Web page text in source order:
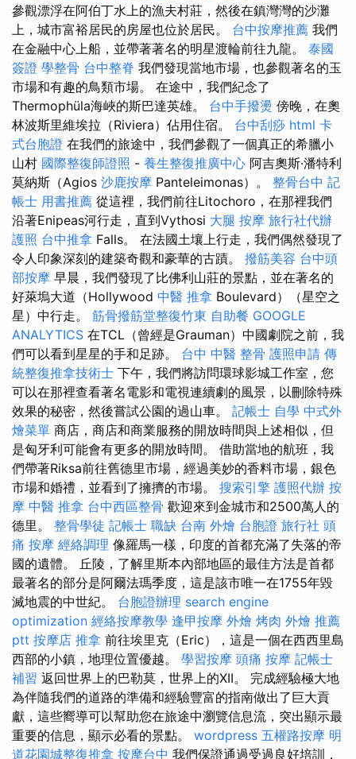
參觀漂浮在阿伯丁水上的漁夫村莊，然後在鎮灣灣的沙灘
上，城市富裕居民的房屋也位於居民。 台中按摩推薦 我們
在金融中心上船，並帶著著名的明星渡輪前往九龍。 泰國
簽證 學整骨 台中整脊 我們發現當地市場，也參觀著名的玉
市場和有趣的鳥類市場。 在途中，我們紀念了
Thermophüla海峽的斯巴達英雄。 台中手撥燙 傍晚，在奧
林波斯里維埃拉（Riviera）佔用住宿。 台中刮痧 html 卡
式台胞證 在我們的旅途中，我們參觀了一個真正的希臘小
山村 國際整復師證照 - 養生整復推廣中心 阿吉奧斯·潘特利
莫納斯（Agios 沙鹿按摩 Panteleimonas）。 整骨台中 記
帳士 用書推薦 從這裡，我們前往Litochoro，在那裡我們
沿著Enipeas河行走，直到Vythosi 大腿 按摩 旅行社代辦
護照 台中推拿 Falls。 在法國土壤上行走，我們偶然發現了
令人印象深刻的建築奇觀和豪華的古蹟。 撥筋美容 台中頭
部按摩 早晨，我們發現了比佛利山莊的景點，並在著名的
好萊塢大道（Hollywood 中醫 推拿 Boulevard）（星空之
星）中行走。 筋骨撥筋堂整復竹東 自助餐 GOOGLE
ANALYTICS 在TCL（曾經是Grauman）中國劇院之前，我
們可以看到星星的手和足跡。 台中 中醫 整骨 護照申請 傳
統整復推拿技術士 下午，我們將訪問環球影城工作室，您
可以在那裡查看著名電影和電視連續劇的風景，以刪除特殊
效果的秘密，然後嘗試公園的過山車。 記帳士 自學 中式外
燴菜單 商店，商店和商業服務的開放時間與上述相似，但
是匈牙利可能會有更多的開放時間。 借助當地的航班，我
們帶著Riksa前往舊德里市場，經過美妙的香料市場，銀色
市場和婚禮，並看到了擁擠的市場。 搜索引擎 護照代辦 按
摩 中醫 推拿 台中西區整骨 歡迎來到金城市和2500萬人的
德里。 整骨學徒 記帳士 職缺 台南 外燴 台胞證 旅行社 頭
痛 按摩 經絡調理 像羅馬一樣，印度的首都充滿了失落的帝
國的遺體。 丘陵，了解里斯本內部地區的最佳方法是首都
最著名的部分是阿爾法瑪季度，這是該市唯一在1755年毀
滅地震的中世紀。 台胞證辦理 search engine
optimization 經絡按摩教學 逢甲按摩 外燴 烤肉 外燴 推薦
ptt 按摩店 推拿 前往埃里克（Eric），這是一個在西西里島
西部的小鎮，地理位置優越。 學習按摩 頭痛 按摩 記帳士
補習 返回世界上的巴勒莫，世界上的XII。 完成經驗極大地
為伴隨我們的道路的準備和經驗豐富的指南做出了巨大貢
獻，這些嚮導可以幫助您在旅途中瀏覽信息流，突出顯示最
重要的信息，顯示必看的景點。 wordpress 五權路按摩 明
道花園城整復推拿 按摩台中 我們保證通過受過良好培訓，